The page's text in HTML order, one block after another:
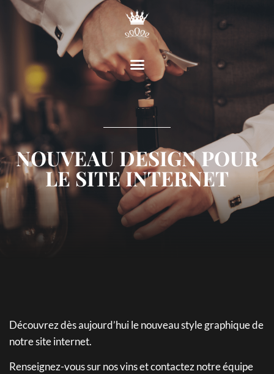
NOUVEAU DESIGN POUR
LE SITE INTERNET
Découvrez dès aujourd’hui le nouveau style graphique de
notre site internet.
Renseignez-vous sur nos vins et contactez notre équipe